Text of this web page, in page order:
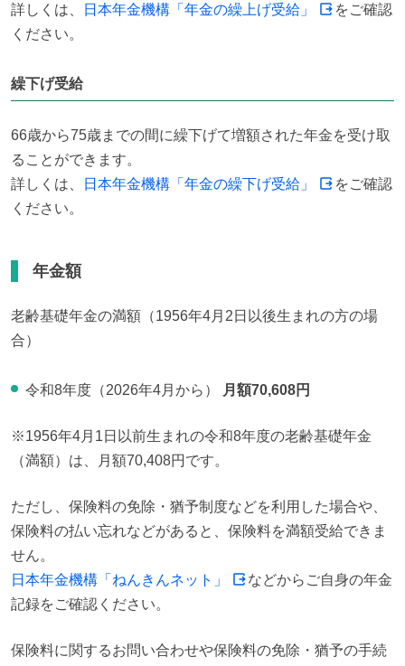
詳しくは、
日本年金機構「年金の繰上げ受給」
をご確認
ください。
繰下げ受給
66歳から75歳までの間に繰下げて増額された年金を受け取
ることができます。
詳しくは、
日本年金機構「年金の繰下げ受給」
をご確認
ください。
年金額
老齢基礎年金の満額（1956年4月2日以後生まれの方の場
合）
令和8年度（2026年4月から） 月額70,608円
※1956年4月1日以前生まれの令和8年度の老齢基礎年金
（満額）は、月額70,408円です。
ただし、保険料の免除・猶予制度などを利用した場合や、
保険料の払い忘れなどがあると、保険料を満額受給できま
日本年金機構「ねんきんネット」
などからご自身の年金
記録をご確認ください。
保険料に関するお問い合わせや保険料の免除・猶予の手続